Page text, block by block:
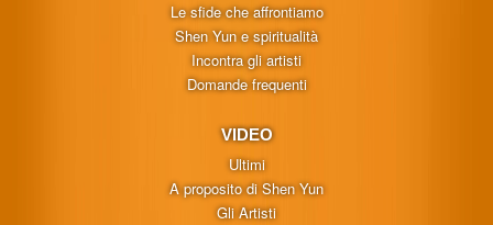
Le sfide che affrontiamo
Shen Yun e spiritualità
Incontra gli artisti
Domande frequenti
VIDEO
Ultimi
A proposito di Shen Yun
Gli Artisti